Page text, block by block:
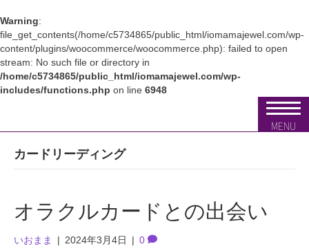
Warning:
file_get_contents(/home/c5734865/public_html/iomamajewel.com/wp-
content/plugins/woocommerce/woocommerce.php): failed to open
stream: No such file or directory in
/home/c5734865/public_html/iomamajewel.com/wp-
includes/functions.php on line 6948
MENU
カードリーディング
オラクルカードとの出会い
いおまま | 2024年3月4日 | 0